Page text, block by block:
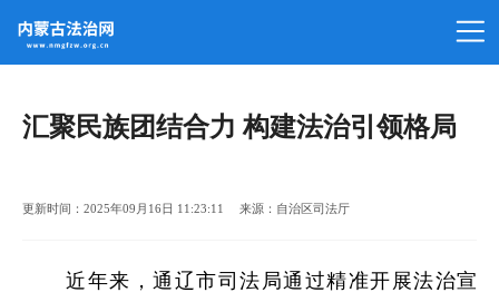
汇聚民族团结合力 构建法治引领格局
更新时间：2025年09月16日 11:23:11 来源：自治区司法厅
近年来，通辽市司法局通过精准开展法治宣